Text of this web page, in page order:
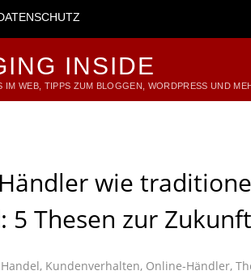
INSIDE
IM WEB, TIPPS ZUM BLOGGEN, WORDPRESS UND
wie
5 Thesen zur
Handel, Kundenverhalten, Online-Händler,